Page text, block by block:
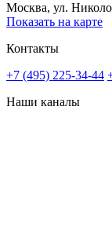
Москва, ул.
Показать на карте
Контакты
+7 (495) 225-34-44
Наши каналы